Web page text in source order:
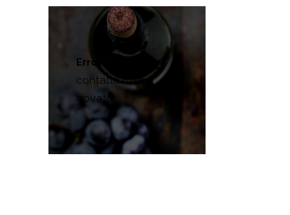
Errore:
Modulo di
contatto non
trovato.